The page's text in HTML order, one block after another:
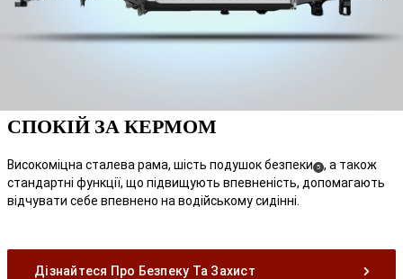
СПОКІЙ ЗА КЕРМОМ
Високоміцна сталева рама, шість подушок безпеки (
Disclosure
5) , а також
стандартні функції, що підвищують впевненість, допомагають
відчувати себе впевнено на водійському сидінні.
Дізнайтеся Про Безпеку Та Захист